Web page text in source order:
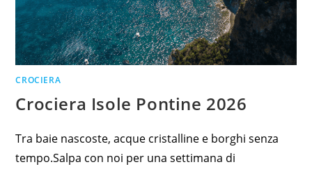
CROCIERA
Crociera Isole Pontine 2026
Tra baie nascoste, acque cristalline e borghi senza
tempo.Salpa con noi per una settimana di